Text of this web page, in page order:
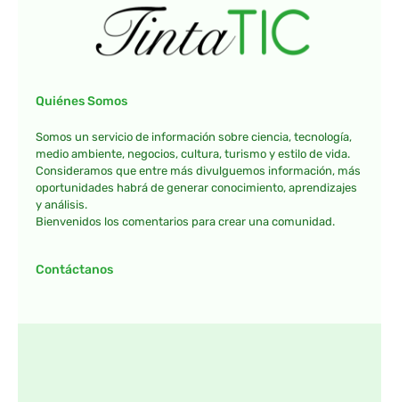
Quiénes Somos
Somos un servicio de información sobre ciencia, tecnología,
medio ambiente, negocios, cultura, turismo y estilo de vida.
Consideramos que entre más divulguemos información, más
oportunidades habrá de generar conocimiento, aprendizajes
y análisis.
Bienvenidos los comentarios para crear una comunidad.
Contáctanos